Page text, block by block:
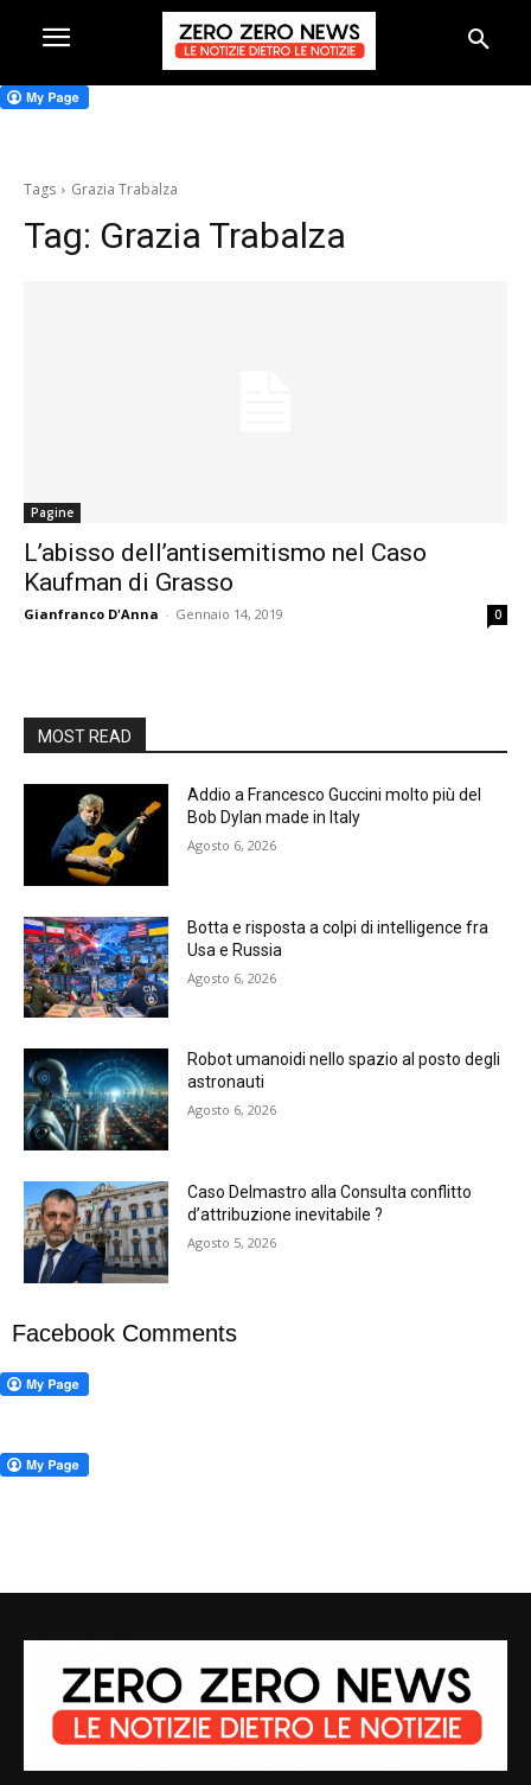
Tags Grazia Trabalza
Tag: Grazia Trabalza
Pagine
L’abisso dell’antisemitismo nel Caso
Kaufman di Grasso
Gianfranco D'Anna - Gennaio 14, 2019 0
MOST READ
Addio a Francesco Guccini molto più del
Bob Dylan made in Italy
Agosto 6, 2026
Botta e risposta a colpi di intelligence fra
Usa e Russia
Agosto 6, 2026
Robot umanoidi nello spazio al posto degli
astronauti
Agosto 6, 2026
Caso Delmastro alla Consulta conflitto
d’attribuzione inevitabile ?
Agosto 5, 2026
Facebook Comments